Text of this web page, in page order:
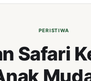
PERISTIWA
Safari